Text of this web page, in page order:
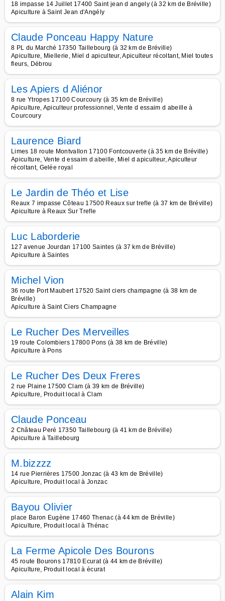
18 impasse 14 Juillet 17400 Saint jean d angely (à 32 km de Bréville)
Apiculture à Saint Jean d'Angély
Claude Ponceau Happy Nature
8 PL du Marché 17350 Taillebourg (à 32 km de Bréville)
Apiculture, Miellerie, Miel d apiculteur, Apiculteur récoltant, Miel toutes
fleurs, Débrou
Les Apiers d Aliénor
8 rue Ytropes 17100 Courcoury (à 35 km de Bréville)
Apiculture, Apiculteur professionnel, Vente d essaim d abeille à
Courcoury
Laurence Biard
Limes 18 route Montvallon 17100 Fontcouverte (à 35 km de Bréville)
Apiculture, Vente d essaim d abeille, Miel d apiculteur, Apiculteur
récoltant, Gelée royal
Le Jardin de Théo et Lise
Reaux 7 impasse Côteau 17500 Reaux sur trefle (à 37 km de Bréville)
Apiculture à Reaux Sur Trefle
Luc Laborderie
127 avenue Jourdan 17100 Saintes (à 37 km de Bréville)
Apiculture à Saintes
Michel Vion
36 route Port Maubert 17520 Saint ciers champagne (à 38 km de
Bréville)
Apiculture à Saint Ciers Champagne
Le Rucher Des Merveilles
19 route Colombiers 17800 Pons (à 38 km de Bréville)
Apiculture à Pons
Le Rucher Des Deux Freres
2 rue Plaine 17500 Clam (à 39 km de Bréville)
Apiculture, Produit local à Clam
Claude Ponceau
2 Château Peré 17350 Taillebourg (à 41 km de Bréville)
Apiculture à Taillebourg
M.bizzzz
14 rue Pierrières 17500 Jonzac (à 43 km de Bréville)
Apiculture, Produit local à Jonzac
Bayou Olivier
place Baron Eugène 17460 Thenac (à 44 km de Bréville)
Apiculture, Produit local à Thénac
La Ferme Apicole Des Bourons
45 route Bourons 17810 Ecurat (à 44 km de Bréville)
Apiculture, Produit local à écurat
Alain Kim